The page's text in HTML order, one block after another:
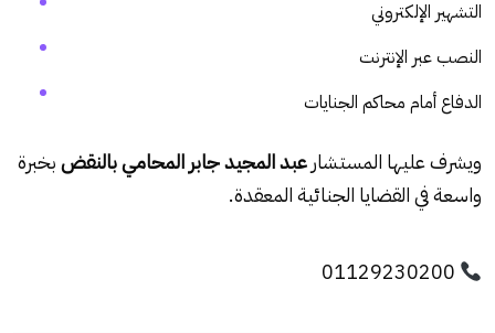
التشهير الإلكتروني
النصب عبر الإنترنت
الدفاع أمام محاكم الجنايات
ويشرف عليها المستشار عبد المجيد جابر المحامي بالنقضبخبرة
واسعة في القضايا الجنائية المعقدة.